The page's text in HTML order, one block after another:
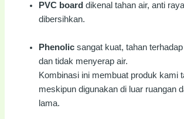
PVC board dikenal tahan air, anti
dibersihkan.
Phenolic sangat kuat, tahan
dan tidak menyerap air.
Kombinasi ini membuat produk kami
meskipun digunakan di luar ruangan
lama.